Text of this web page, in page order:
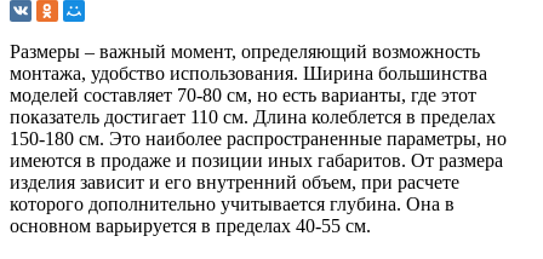
Размеры – важный момент, определяющий возможность
монтажа, удобство использования. Ширина большинства
моделей составляет 70-80 см, но есть варианты, где этот
показатель достигает 110 см. Длина колеблется в пределах
150-180 см. Это наиболее распространенные параметры, но
имеются в продаже и позиции иных габаритов. От размера
изделия зависит и его внутренний объем, при расчете
которого дополнительно учитывается глубина. Она в
основном варьируется в пределах 40-55 см.